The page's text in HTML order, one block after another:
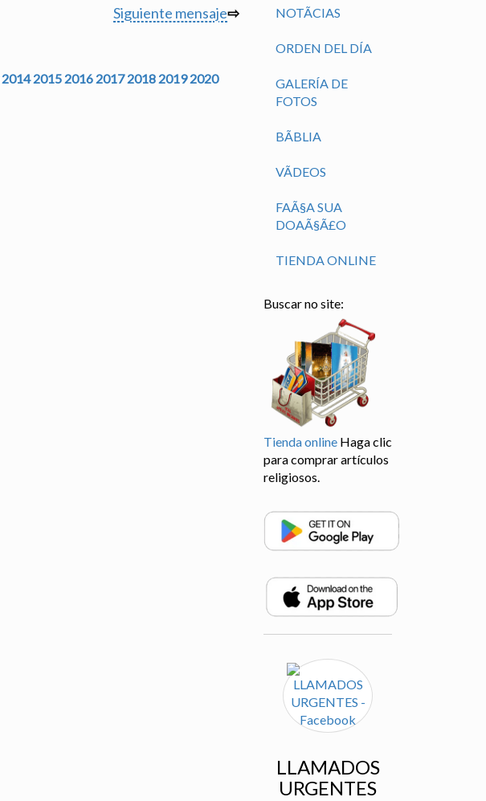
Siguiente mensaje⇨
2014 2015 2016 2017 2018 2019 2020
NOTÃ­CIAS
ORDEN DEL DÍA
GALERÍA DE
FOTOS
BÃ­BLIA
VÃ­DEOS
FAÃ§A SUA
DOAÃ§Ã£O
TIENDA ONLINE
Buscar no site:
Tienda online Haga clic
para comprar artículos
religiosos.
LLAMADOS
URGENTES